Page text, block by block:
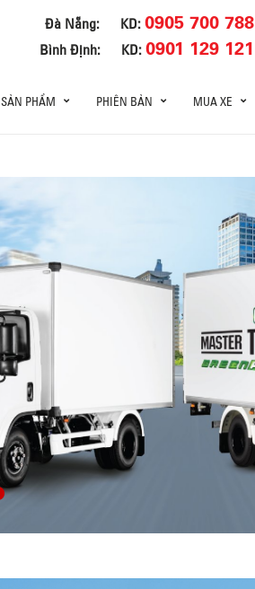
Đà Nẵng: KD:0905 700 788
Bình Định: KD:0901 129 121
SẢN PHẨM PHIÊN BẢN MUA XE